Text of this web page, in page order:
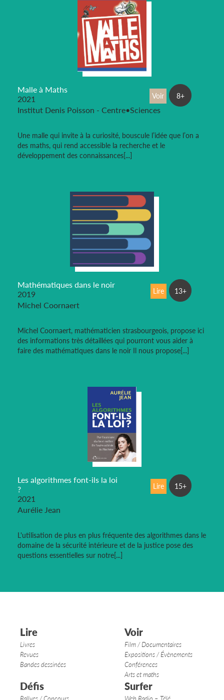
Malle à Maths
2021
Institut Denis Poisson - Centre•Sciences
Une malle qui invite à la curiosité, bouscule l’idée que l’on a
des maths, qui rend accessible la recherche et le
développement des connaissances[...]
Voir 8+
Mathématiques dans le noir
2019
Michel Coornaert
Michel Coornaert, mathématicien strasbourgeois, propose ici
des informations très détaillées qui pourront vous aider à
faire des mathématiques dans le noir Il nous propose[...]
Lire 13+
Les algorithmes font-ils la loi
?
2021
Aurélie Jean
L'utilisation de plus en plus fréquente des algorithmes dans le
domaine de la sécurité intérieure et de la justice pose des
questions essentielles sur notre[...]
Lire 15+
Lire
Livres
Revues
Bandes dessinées
Voir
Film / Documentaires
Expositions / Évènements
Conférences
Arts et maths
Défis Surfer